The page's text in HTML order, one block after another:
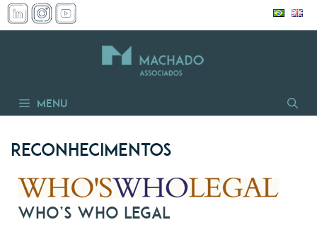
Pular
para
Menu
Reconhecimentos
Who’s Who Legal